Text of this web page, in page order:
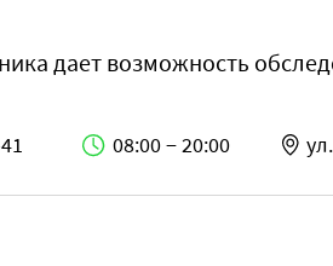
дает возможность
08:00 − 20:00